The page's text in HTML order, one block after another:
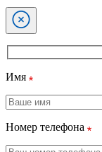
Имя
Номер телефона